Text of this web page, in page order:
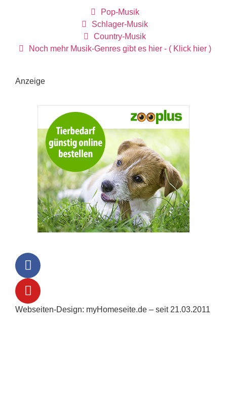
Pop-Musik
Schlager-Musik
Country-Musik
Noch mehr Musik-Genres gibt es hier - ( Klick hier )
Anzeige
Webseiten-Design: myHomeseite.de – seit 21.03.2011